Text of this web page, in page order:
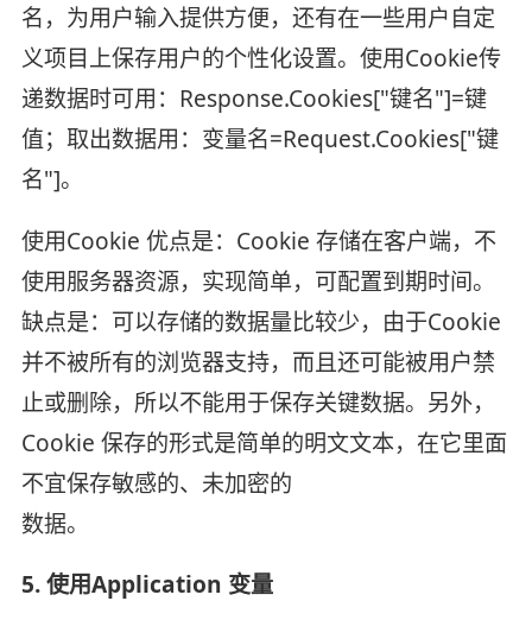
名，为用户输入提供方便，还有在一些用户自定
义项目上保存用户的个性化设置。使用Cookie传
递数据时可用：Response.Cookies["键名"]=键
值；取出数据用：变量名=Request.Cookies["键
名"]。
使用Cookie 优点是：Cookie 存储在客户端，不
使用服务器资源，实现简单，可配置到期时间。
缺点是：可以存储的数据量比较少，由于Cookie
并不被所有的浏览器支持，而且还可能被用户禁
止或删除，所以不能用于保存关键数据。另外，
Cookie 保存的形式是简单的明文文本，在它里面
不宜保存敏感的、未加密的
数据。
5. 使用Application 变量